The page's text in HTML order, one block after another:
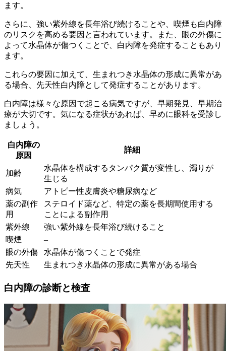
ます。
さらに、 強い紫外線を長年浴び続けることや、 喫煙 も白内障
のリスクを高める要因と言われています。また、眼の外傷に
よって水晶体が傷つくことで、白内障を発症することもあり
ます。
これらの要因に加えて、生まれつき水晶体の形成に異常があ
る場合、 先天性白内障として発症することがあります。
白内障は様々な原因で起こる病気ですが、早期発見、早期治
療が大切です。気になる症状があれば、早めに眼科を受診し
ましょう。
白内障の
原因
詳細
加齢
水晶体を構成するタンパク質が変性し、濁りが
生じる
病気
アトピー性皮膚炎や糖尿病など
薬の副作
用
ステロイド薬など、特定の薬を長期間使用する
ことによる副作用
紫外線
強い紫外線を長年浴び続けること
喫煙
–
眼の外傷
水晶体が傷つくことで発症
先天性
生まれつき水晶体の形成に異常がある場合
白内障の診断と検査